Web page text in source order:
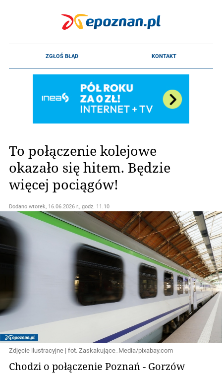
To połączenie kolejowe
okazało się hitem. Będzie
więcej pociągów!
Dodano wtorek, 16.06.2026 r., godz. 11.10
Zdjęcie ilustracyjne | fot. Zaskakujące_Media/pixabay.com
Chodzi o połączenie Poznań - Gorzów